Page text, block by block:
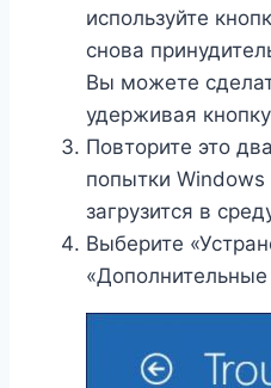
используйте
снова
Вы можете
удерживая
Повторите это
попытки Windows
загрузится в
Выберите